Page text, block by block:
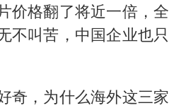
价格翻了将近一倍，全
不叫苦，中国企业也只
奇，为什么海外这三家